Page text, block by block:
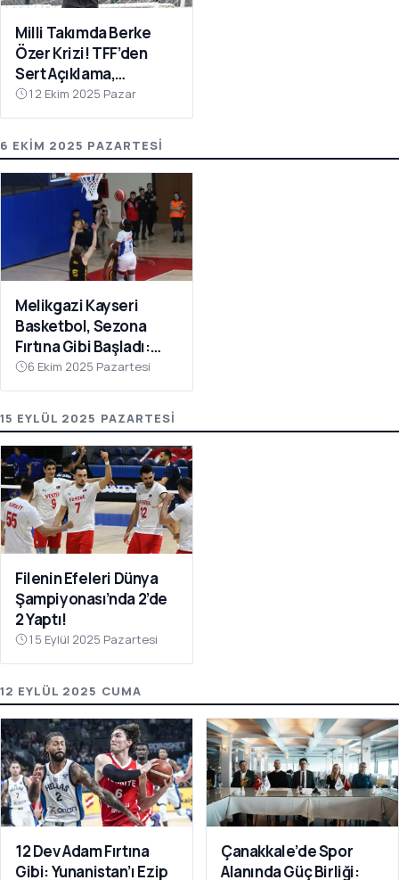
Milli Takımda Berke
Özer Krizi! TFF’den
Sert Açıklama,
Kaleciden Yanıt
Gecikmedi
12 Ekim 2025 Pazar
6 EKIM 2025 PAZARTESI
Melikgazi Kayseri
Basketbol, Sezona
Fırtına Gibi Başladı:
Dardanel Çanakkale’yi
Farklı Geçti
6 Ekim 2025 Pazartesi
15 EYLÜL 2025 PAZARTESI
Filenin Efeleri Dünya
Şampiyonası’nda 2’de
2 Yaptı!
15 Eylül 2025 Pazartesi
12 EYLÜL 2025 CUMA
12 Dev Adam Fırtına
Gibi: Yunanistan’ı Ezip
Çanakkale’de Spor
Alanında Güç Birliği: